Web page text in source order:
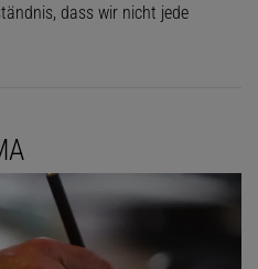
dass wir nicht jede